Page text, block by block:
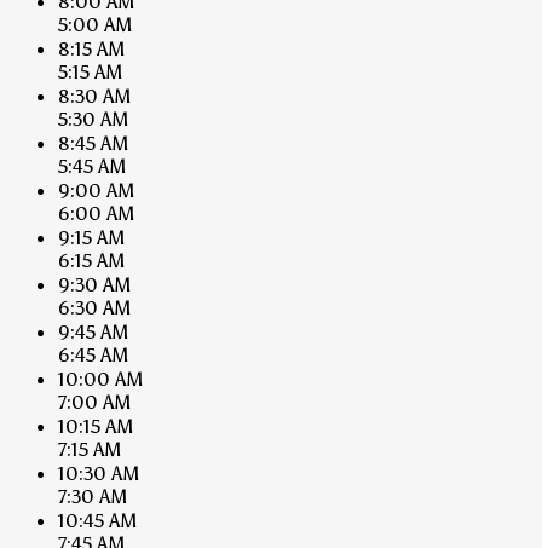
5:00 AM
8:15 AM
5:15 AM
8:30 AM
5:30 AM
8:45 AM
5:45 AM
9:00 AM
6:00 AM
9:15 AM
6:15 AM
9:30 AM
6:30 AM
9:45 AM
6:45 AM
10:00 AM
7:00 AM
10:15 AM
7:15 AM
10:30 AM
7:30 AM
10:45 AM
7:45 AM